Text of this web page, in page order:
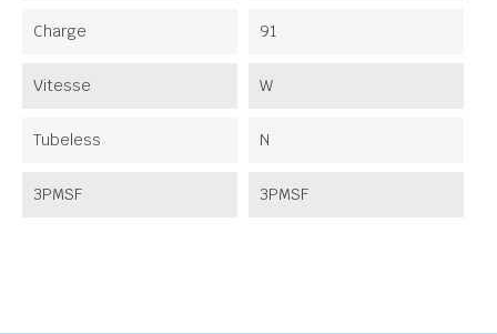
Charge 91
Vitesse W
Tubeless N
3PMSF 3PMSF